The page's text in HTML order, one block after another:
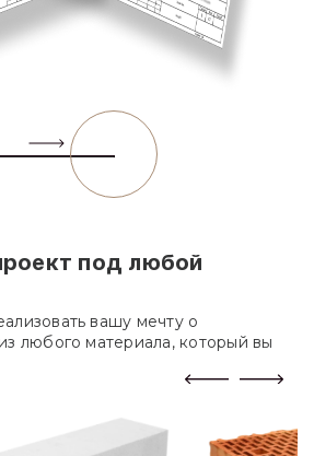
под любой
вашу мечту о
любого материала, который вы